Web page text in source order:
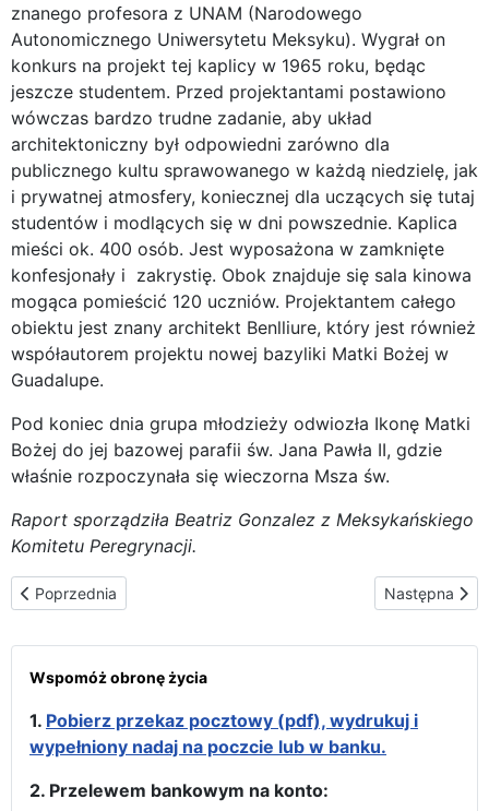
znanego profesora z UNAM (Narodowego
Autonomicznego Uniwersytetu Meksyku). Wygrał on
konkurs na projekt tej kaplicy w 1965 roku, będąc
jeszcze studentem. Przed projektantami postawiono
wówczas bardzo trudne zadanie, aby układ
architektoniczny był odpowiedni zarówno dla
publicznego kultu sprawowanego w każdą niedzielę, jak
i prywatnej atmosfery, koniecznej dla uczących się tutaj
studentów i modlących się w dni powszednie. Kaplica
mieści ok. 400 osób. Jest wyposażona w zamknięte
konfesjonały i zakrystię. Obok znajduje się sala kinowa
mogąca pomieścić 120 uczniów. Projektantem całego
obiektu jest znany architekt Benlliure, który jest również
współautorem projektu nowej bazyliki Matki Bożej w
Guadalupe.
Pod koniec dnia grupa młodzieży odwiozła Ikonę Matki
Bożej do jej bazowej parafii św. Jana Pawła II, gdzie
właśnie rozpoczynała się wieczorna Msza św.
Raport sporządziła Beatriz Gonzalez z Meksykańskiego
Komitetu Peregrynacji.
Poprzednia strona: Sakrament namaszczenia chorych i chwila
Poprzednia Następna
Następna
Wspomóż obronę życia
1. Pobierz przekaz pocztowy (pdf), wydrukuj i
wypełniony nadaj na poczcie lub w banku.
2. Przelewem bankowym na konto: